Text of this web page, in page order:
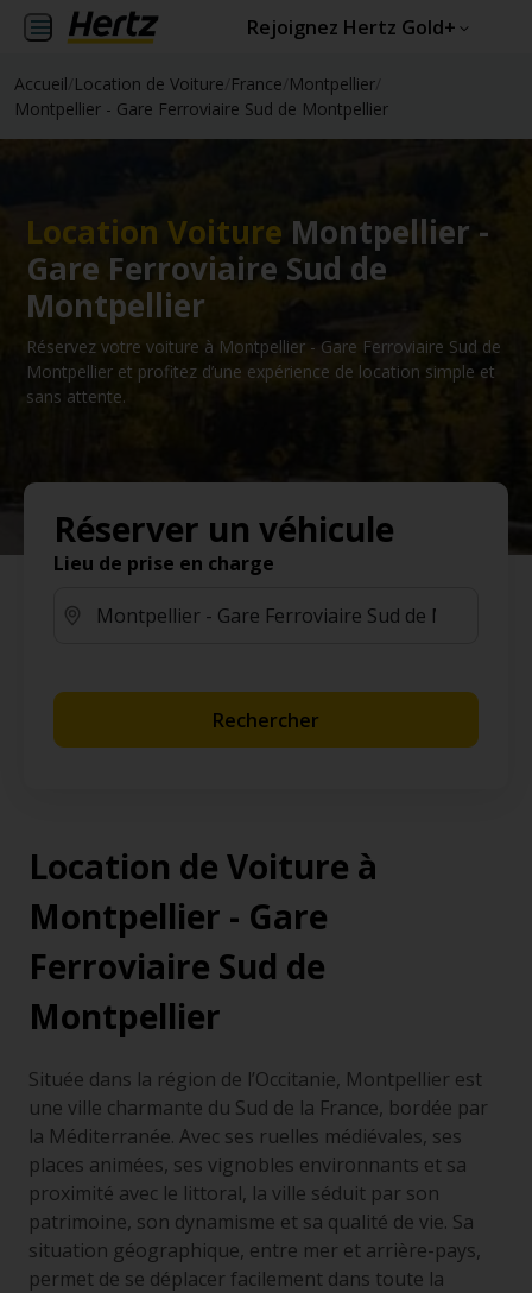
Rejoignez Hertz Gold+
Accueil Location de Voiture France Montpellier
Montpellier - Gare Ferroviaire Sud de Montpellier
Location Voiture Montpellier -
Gare Ferroviaire Sud de
Montpellier
Réservez votre voiture à Montpellier - Gare Ferroviaire Sud de
Montpellier et profitez d’une expérience de location simple et
sans attente.
Réserver un véhicule
Lieu de prise en charge
Rechercher
Location de Voiture à
Montpellier - Gare
Ferroviaire Sud de
Montpellier
Située dans la région de l’Occitanie, Montpellier est
une ville charmante du Sud de la France, bordée par
la Méditerranée. Avec ses ruelles médiévales, ses
places animées, ses vignobles environnants et sa
proximité avec le littoral, la ville séduit par son
patrimoine, son dynamisme et sa qualité de vie. Sa
situation géographique, entre mer et arrière-pays,
permet de se déplacer facilement dans toute la